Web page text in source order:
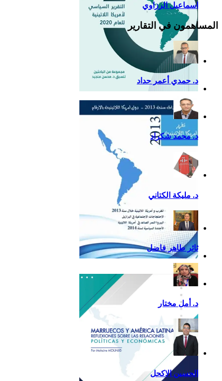
التقرير السياسي لأمريكا
اللاتينية للعام 2020
تقرير أمريكا اللاتينية لسنة
2013
اسماعيل الرزاوي
المساهمون في التقارير
د. حمدي أعمر حداد
د. محمد شكراد
د. مليكة الكتاني
ثائر طاهر فاضل
د. أمل مختار
الحسين الاكحل